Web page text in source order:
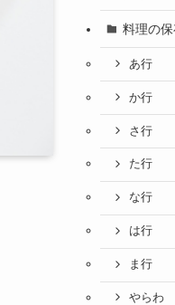
料理の
あ行
か行
さ行
た行
な行
は行
ま行
やらわ